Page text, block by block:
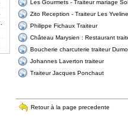
Les Gourmets - Traiteur mariage
Zito Reception - Traiteur Les
Philippe Fichaux Traiteur
Château Marysien : Restaurant
Boucherie charcuterie traiteur
Johannes Laverton traiteur
Traiteur Jacques Ponchaut
Retour à la page precedente